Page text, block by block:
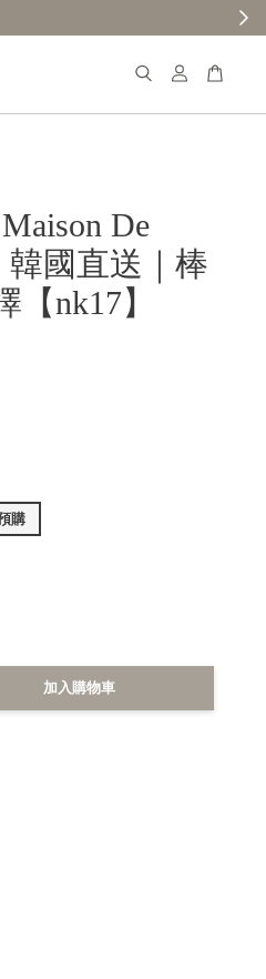
De
國直送｜棒
nk17】
購
加入購物車